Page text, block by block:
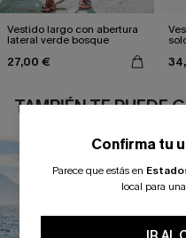
Vestido largo con abertura
lateral verde bosque
27,00 €
TAMBIÉN TE PUEDE
Confirma tu
Parece que estás en
local para